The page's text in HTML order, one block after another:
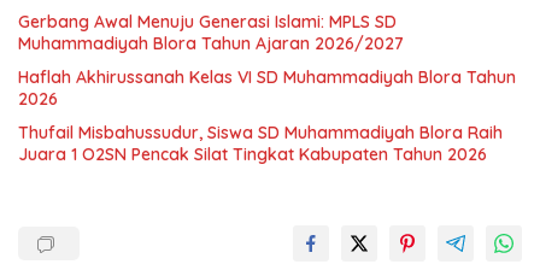
Gerbang Awal Menuju Generasi Islami: MPLS SD
Muhammadiyah Blora Tahun Ajaran 2026/2027
Haflah Akhirussanah Kelas VI SD Muhammadiyah Blora Tahun
2026
Thufail Misbahussudur, Siswa SD Muhammadiyah Blora Raih
Juara 1 O2SN Pencak Silat Tingkat Kabupaten Tahun 2026